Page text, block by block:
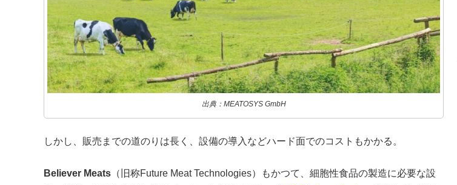
出典：MEATOSYS GmbH
しかし、販売までの道のりは長く、設備の導入などハード面でのコストもかかる。
Believer Meats （旧称Future Meat Technologies）もかつて、細胞性食品の製造に必要な設